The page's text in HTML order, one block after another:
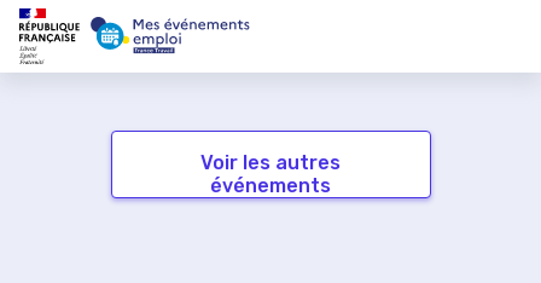
Voir les autres
événements